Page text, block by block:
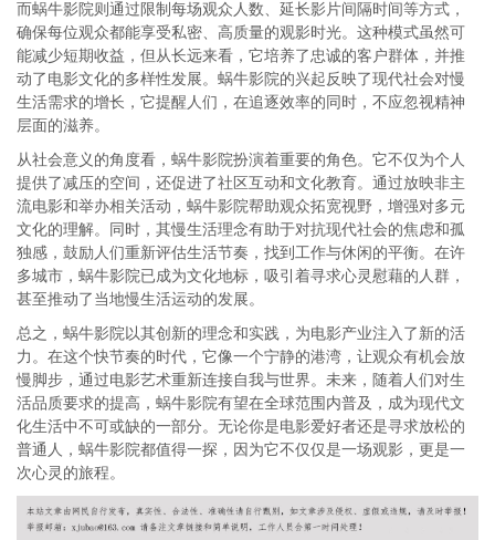
而蜗牛影院则通过限制每场观众人数、延长影片间隔时间等方式，
确保每位观众都能享受私密、高质量的观影时光。这种模式虽然可
能减少短期收益，但从长远来看，它培养了忠诚的客户群体，并推
动了电影文化的多样性发展。蜗牛影院的兴起反映了现代社会对慢
生活需求的增长，它提醒人们，在追逐效率的同时，不应忽视精神
层面的滋养。
从社会意义的角度看，蜗牛影院扮演着重要的角色。它不仅为个人
提供了减压的空间，还促进了社区互动和文化教育。通过放映非主
流电影和举办相关活动，蜗牛影院帮助观众拓宽视野，增强对多元
文化的理解。同时，其慢生活理念有助于对抗现代社会的焦虑和孤
独感，鼓励人们重新评估生活节奏，找到工作与休闲的平衡。在许
多城市，蜗牛影院已成为文化地标，吸引着寻求心灵慰藉的人群，
甚至推动了当地慢生活运动的发展。
总之，蜗牛影院以其创新的理念和实践，为电影产业注入了新的活
力。在这个快节奏的时代，它像一个宁静的港湾，让观众有机会放
慢脚步，通过电影艺术重新连接自我与世界。未来，随着人们对生
活品质要求的提高，蜗牛影院有望在全球范围内普及，成为现代文
化生活中不可或缺的一部分。无论你是电影爱好者还是寻求放松的
普通人，蜗牛影院都值得一探，因为它不仅仅是一场观影，更是一
次心灵的旅程。